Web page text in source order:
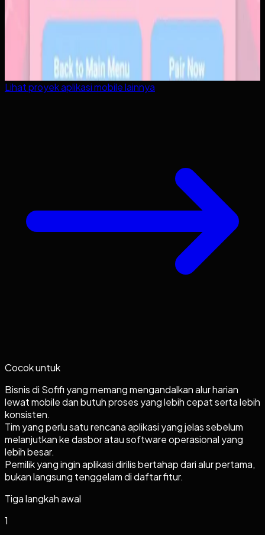
Lihat proyekaplikasi mobilelainnya
Cocok untuk
Bisnis di Sofifi yang memang mengandalkan alur harian
lewat mobile dan butuh proses yang lebih cepat serta lebih
konsisten.
Tim yang perlu satu rencana aplikasi yang jelas sebelum
melanjutkan ke dasbor atau software operasional yang
lebih besar.
Pemilik yang ingin aplikasi dirilis bertahap dari alur pertama,
bukan langsung tenggelam di daftar fitur.
Tiga langkah awal
1